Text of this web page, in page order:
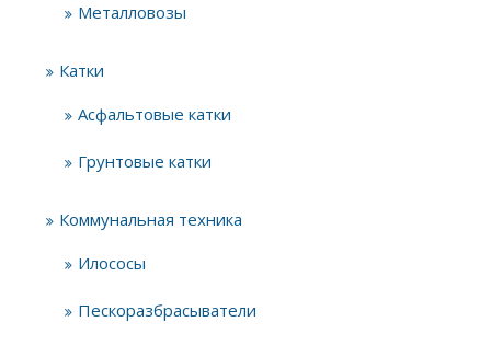
Металловозы
Катки
Асфальтовые катки
Грунтовые катки
Коммунальная техника
Илососы
Пескоразбрасыватели